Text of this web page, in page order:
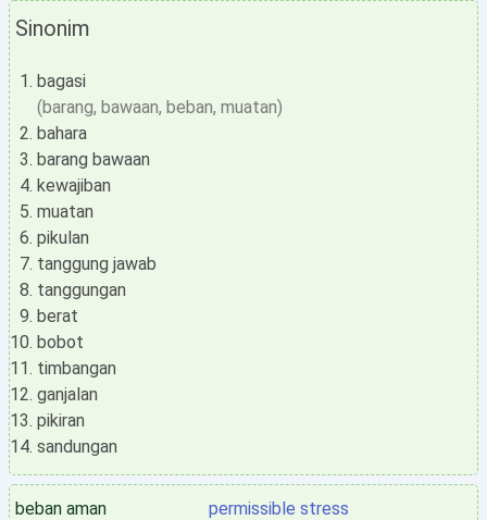
Sinonim
bagasi
(barang, bawaan, beban, muatan)
bahara
barang bawaan
kewajiban
muatan
pikulan
tanggung jawab
tanggungan
berat
bobot
timbangan
ganjalan
pikiran
sandungan
beban aman
permissible stress